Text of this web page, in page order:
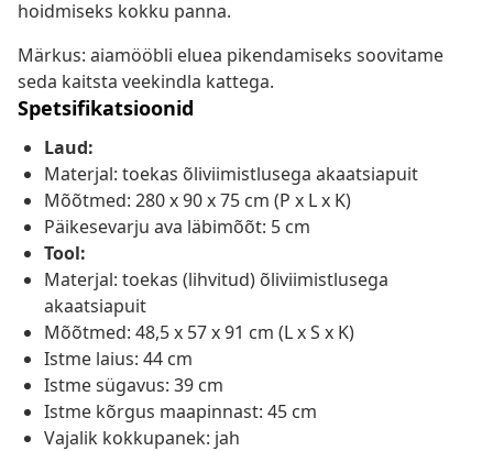
hoidmiseks kokku panna.
Märkus: aiamööbli eluea pikendamiseks soovitame
seda kaitsta veekindla kattega.
Spetsifikatsioonid
Laud:
Materjal: toekas õliviimistlusega akaatsiapuit
Mõõtmed: 280 x 90 x 75 cm (P x L x K)
Päikesevarju ava läbimõõt: 5 cm
Tool:
Materjal: toekas (lihvitud) õliviimistlusega
akaatsiapuit
Mõõtmed: 48,5 x 57 x 91 cm (L x S x K)
Istme laius: 44 cm
Istme sügavus: 39 cm
Istme kõrgus maapinnast: 45 cm
Vajalik kokkupanek: jah